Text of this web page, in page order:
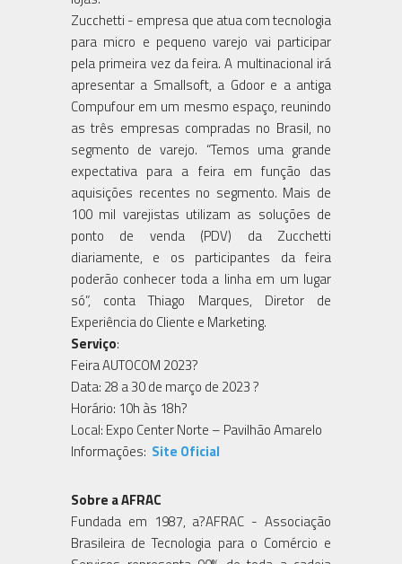
Zucchetti - empresa que atua com tecnologia
para micro e pequeno varejo vai participar
pela primeira vez da feira. A multinacional irá
apresentar a Smallsoft, a Gdoor e a antiga
Compufour em um mesmo espaço, reunindo
as três empresas compradas no Brasil, no
segmento de varejo. “Temos uma grande
expectativa para a feira em função das
aquisições recentes no segmento. Mais de
100 mil varejistas utilizam as soluções de
ponto de venda (PDV) da Zucchetti
diariamente, e os participantes da feira
poderão conhecer toda a linha em um lugar
só”, conta Thiago Marques, Diretor de
Experiência do Cliente e Marketing.
Serviço:
Feira AUTOCOM 2023?
Data: 28 a 30 de março de 2023 ?
Horário: 10h às 18h?
Local: Expo Center Norte – Pavilhão Amarelo
Informações: Site Oficial
Sobre a AFRAC
Fundada em 1987, a?AFRAC - Associação
Brasileira de Tecnologia para o Comércio e